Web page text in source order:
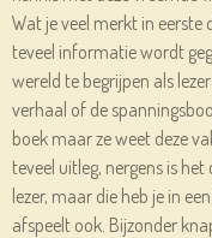
Wat je veel merkt in eerste
teveel informatie wordt
wereld te begrijpen als
verhaal of de
boek maar ze weet deze
teveel uitleg, nergens is
lezer, maar die heb je in
afspeelt ook. Bijzonder